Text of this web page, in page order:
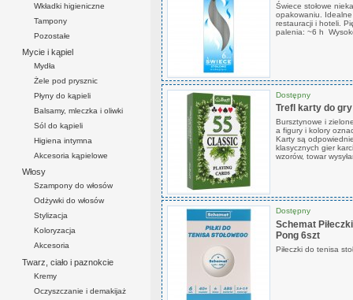
Wkładki higieniczne
Tampony
Pozostałe
Mycie i kąpiel
Mydła
Żele pod prysznic
Płyny do kąpieli
Balsamy, mleczka i oliwki
Sól do kąpieli
Higiena intymna
Akcesoria kąpielowe
Włosy
Szampony do włosów
Odżywki do włosów
Stylizacja
Koloryzacja
Akcesoria
Twarz, ciało i paznokcie
Kremy
Oczyszczanie i demakijaż
Świece stołowe
opakowaniu. Idealne
restauracji i hoteli.
palenia: ~6 h
Dostępny
Trefl karty do
Bursztynowe i
a figury i kolory
Karty są
klasycznych gier
wzorów, towar
Dostępny
Schemat
Pong 6szt
Piłeczki do tenisa